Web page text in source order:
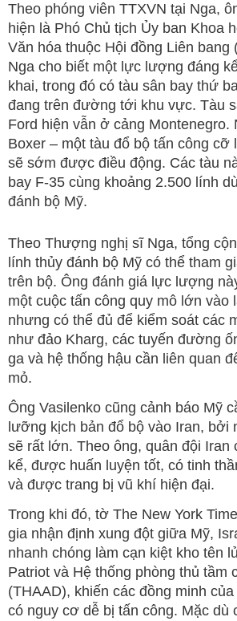
Theo phóng viên TTXVN tại Nga,
hiện là Phó Chủ tịch Ủy ban Khoa
Văn hóa thuộc Hội đồng Liên bang
Nga cho biết một lực lượng đáng
khai, trong đó có tàu sân bay thứ
đang trên đường tới khu vực. Tàu
Ford hiện vẫn ở cảng Montenegro.
Boxer – một tàu đổ bộ tấn công cỡ
sẽ sớm được điều động. Các tàu
bay F-35 cùng khoảng 2.500 lính
đánh bộ Mỹ.
Theo Thượng nghị sĩ Nga, tổng
lính thủy đánh bộ Mỹ có thể tham
trên bộ. Ông đánh giá lực lượng
một cuộc tấn công quy mô lớn vào
nhưng có thể đủ để kiểm soát các
như đảo Kharg, các tuyến đường
ga và hệ thống hậu cần liên quan
mỏ.
Ông Vasilenko cũng cảnh báo Mỹ
lưỡng kịch bản đổ bộ vào Iran, bởi
sẽ rất lớn. Theo ông, quân đội Iran
kể, được huấn luyện tốt, có tinh
và được trang bị vũ khí hiện đại.
Trong khi đó, tờ The New York
gia nhận định xung đột giữa Mỹ,
nhanh chóng làm cạn kiệt kho tên
Patriot và Hệ thống phòng thủ tầm
(THAAD), khiến các đồng minh
có nguy cơ dễ bị tấn công. Mặc dù